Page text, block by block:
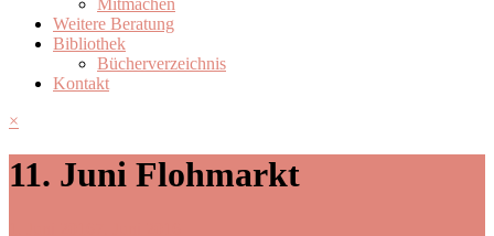
Mitmachen
Weitere Beratung
Bibliothek
Bücherverzeichnis
Kontakt
×
11. Juni Flohmarkt